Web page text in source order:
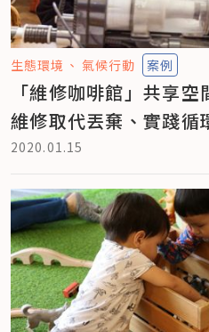
生態環境 氣候行動 案例
「維修咖啡館」共享
維修取代丟棄、實踐循
2020.01.15